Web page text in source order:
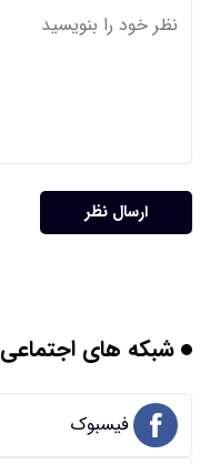
ارسال نظر
شبکه های اجتماعی
فیسبوک